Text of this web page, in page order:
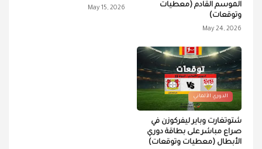
الموسم القادم (معطيات
وتوقعات)
May 24, 2026
May 15, 2026
الدوري الألماني
شتوتغارت وباير ليفركوزن في
صراع مباشر على بطاقة دوري
الأبطال (معطيات وتوقعات)